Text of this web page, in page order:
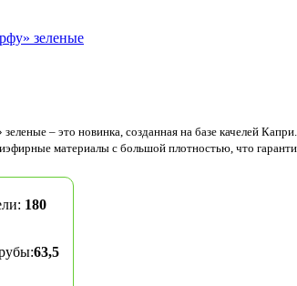
зеленые
– это новинка, созданная на базе качелей
материалы с большой плотностью, что
180
63,5